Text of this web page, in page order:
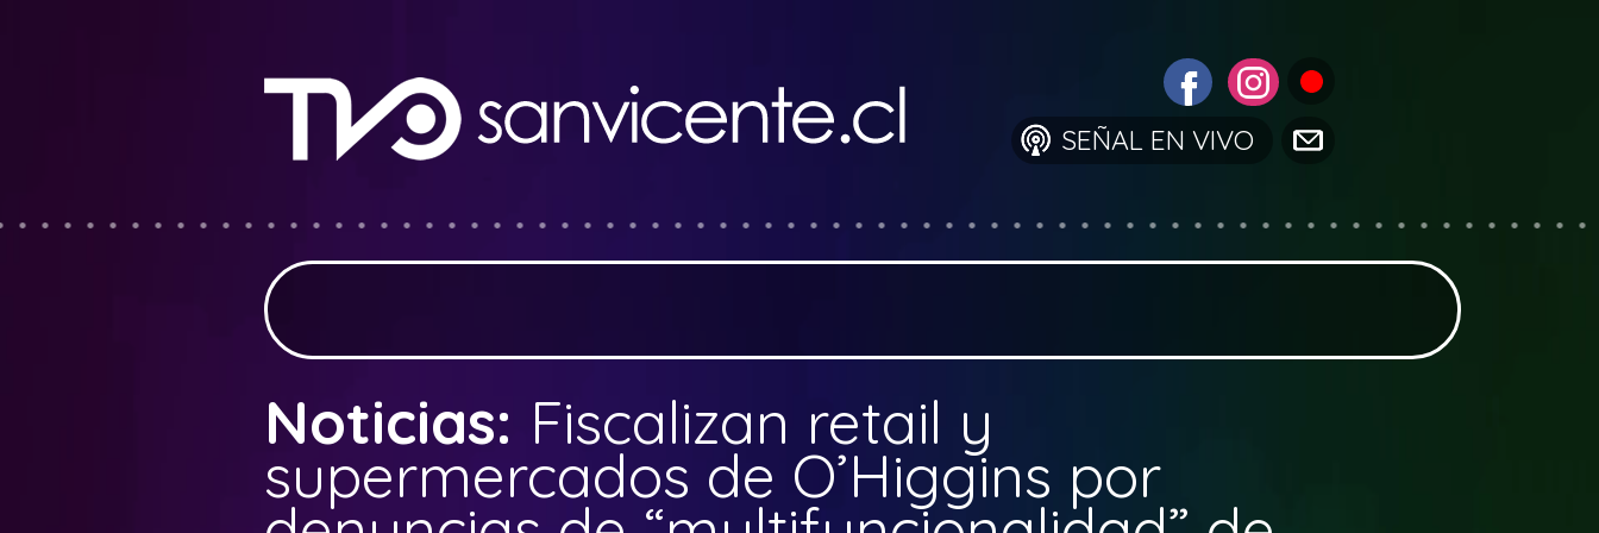
SEÑAL EN VIVO
Noticias: Fiscalizan retail y
supermercados de O’Higgins por